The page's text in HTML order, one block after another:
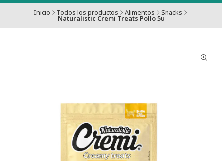
Inicio Todos los productos Alimentos Snacks
Naturalistic Cremi Treats Pollo 5u